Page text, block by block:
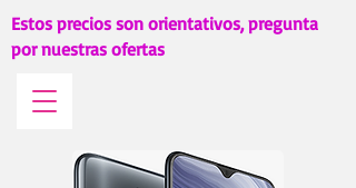
Estos precios son orientativos, pregunta
por nuestras ofertas